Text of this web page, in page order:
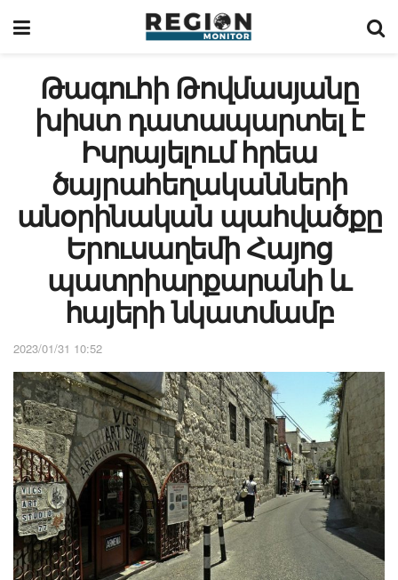
Թագուհի Թովմասյանը
խիստ դատապարտել է
Իսրայելում հրեա
ծայրահեղականների
անօրինական պահվածքը
Երուսաղեմի Հայոց
պատրիարքարանի և
հայերի նկատմամբ
2023/01/31 10:52